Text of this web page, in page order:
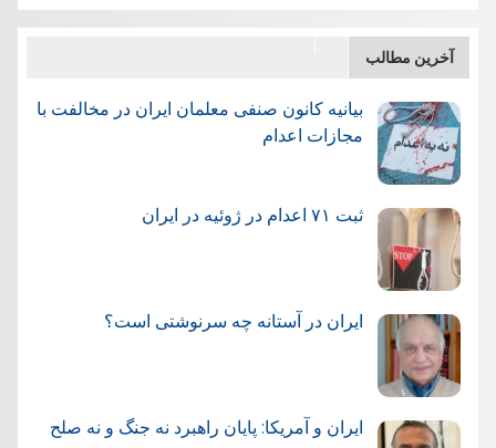
آخرین مطالب
بیانیه کانون صنفی معلمان ایران در مخالفت با
مجازات اعدام
ثبت ۷۱ اعدام در ژوئيه در ایران
ایران در آستانه چه سرنوشتی است؟
ایران و آمریکا: پایان راهبرد نه جنگ و نه صلح